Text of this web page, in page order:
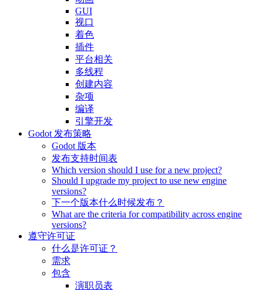
GUI
视口
着色
插件
平台相关
多线程
创建内容
杂项
编译
引擎开发
Godot 发布策略
Godot 版本
发布支持时间表
Which version should I use for a new project?
Should I upgrade my project to use new engine
versions?
下一个版本什么时候发布？
What are the criteria for compatibility across engine
versions?
遵守许可证
什么是许可证？
需求
包含
演职员表